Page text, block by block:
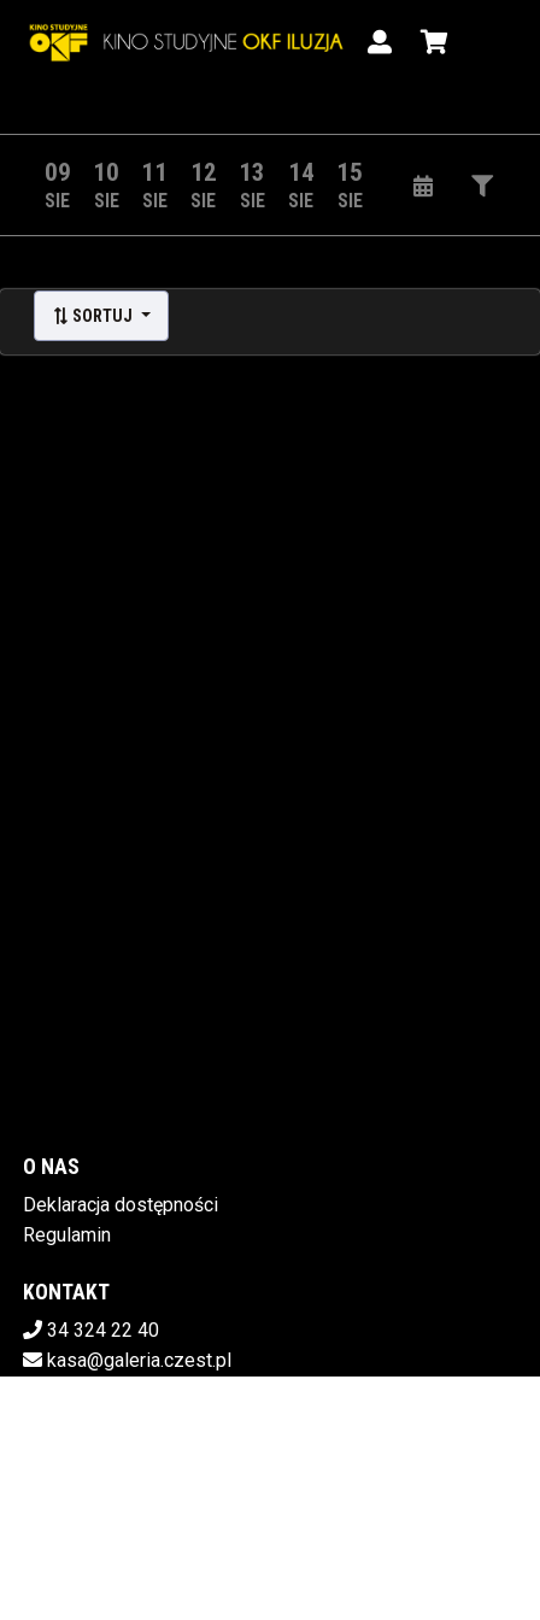
09
SIE
10
SIE
11
SIE
12
SIE
13
SIE
14
SIE
15
SIE
SORTUJ
O NAS
Deklaracja dostępności
Regulamin
KONTAKT
34 324 22 40
kasa@galeria.czest.pl